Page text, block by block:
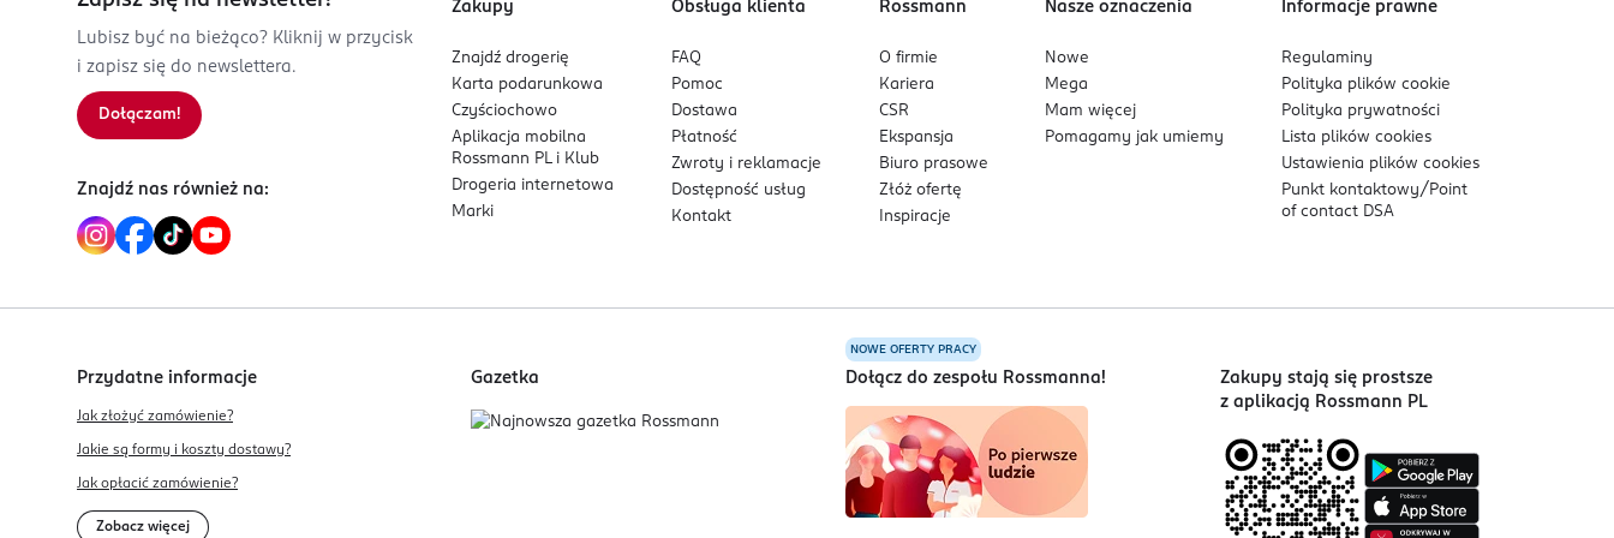
Lubisz być na bieżąco? Kliknij w przycisk
i zapisz się do newslettera.
Dołączam!
Znajdź nas również na:
Zakupy
Znajdź drogerię
Karta podarunkowa
Czyściochowo
Aplikacja mobilna
Rossmann PL i Klub
Drogeria internetowa
Marki
Obsługa klienta
FAQ
Pomoc
Dostawa
Płatność
Zwroty i reklamacje
Dostępność usług
Kontakt
Rossmann
O firmie
Kariera
CSR
Ekspansja
Biuro prasowe
Złóż ofertę
Inspiracje
Nasze oznaczenia
Nowe
Mega
Mam więcej
Pomagamy jak umiemy
Informacje prawne
Regulaminy
Polityka plikówcookie
Polityka prywatności
Lista plikówcookies
Ustawienia plikówcookies
Punkt kontaktowy/ Point
of contact DSA
Przydatne informacje
Jak złożyć zamówienie?
Jakie są formy i koszty dostawy?
Jak opłacić zamówienie?
Zobacz więcej
Gazetka
NOWE OFERTY PRACY
Dołącz do zespołu Rossmanna!
Zakupy stają się prostsze
z aplikacją Rossmann PL